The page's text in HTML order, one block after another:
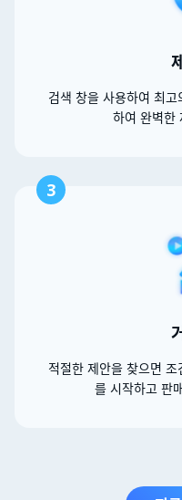
검색 창을 사용하여 최
하여 완벽한
3
적절한 제안을 찾으면
를 시작하고 판